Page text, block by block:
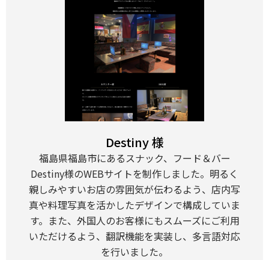
Destiny 様
福島県福島市にあるスナック、フード＆バー
Destiny様のWEBサイトを制作しました。明るく
親しみやすいお店の雰囲気が伝わるよう、店内写
真や料理写真を活かしたデザインで構成していま
す。また、外国人のお客様にもスムーズにご利用
いただけるよう、翻訳機能を実装し、多言語対応
を行いました。